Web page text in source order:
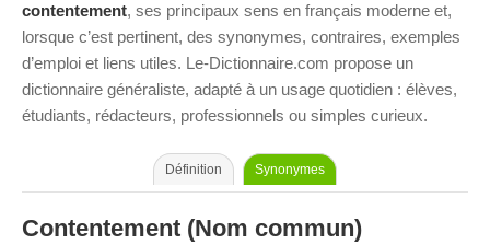
contentement, ses principaux sens en français moderne et,
lorsque c’est pertinent, des synonymes, contraires, exemples
d’emploi et liens utiles. Le-Dictionnaire.com propose un
dictionnaire généraliste, adapté à un usage quotidien : élèves,
étudiants, rédacteurs, professionnels ou simples curieux.
Définition Synonymes
Contentement (Nom commun)